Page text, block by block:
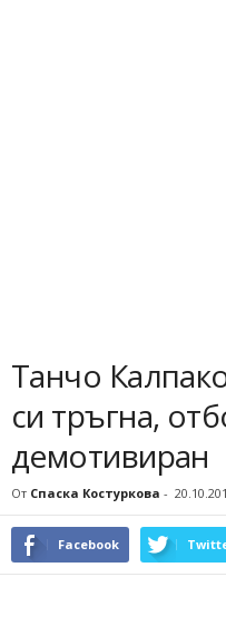
Танчо
си тръгна,
демотивиран
От Спаска Костуркова -
Facebook